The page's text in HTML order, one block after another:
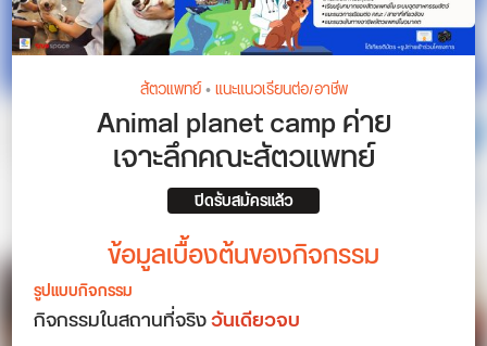
สัตวแพทย์•แนะแนวเรียนต่อ/อาชีพ
Animal planet camp ค่าย
เจาะลึกคณะสัตวแพทย์
ปิดรับสมัครแล้ว
ข้อมูลเบื้องต้นของกิจกรรม
รูปแบบกิจกรรม
กิจกรรมในสถานที่จริงวันเดียวจบ